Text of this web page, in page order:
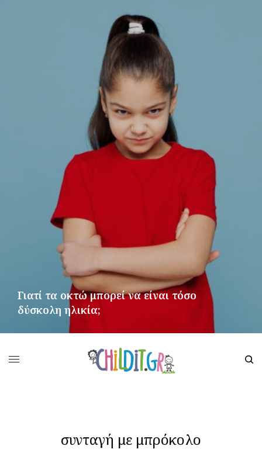
Γιατί τα οκτώ μπορεί να είναι τόσο
δύσκολη ηλικία;
συνταγή με μπρόκολο